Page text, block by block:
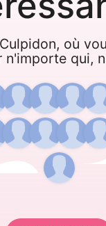
où
n'importe qui,